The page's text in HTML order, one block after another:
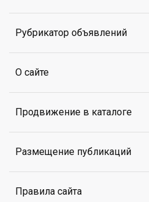
Рубрикатор объявлений
О сайте
Продвижение в каталоге
Размещение публикаций
Правила сайта